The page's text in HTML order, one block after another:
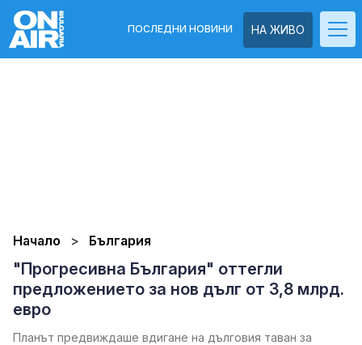
НА ЖИВО
ПОСЛЕДНИ НОВИНИ
Начало България
"Прогресивна България" оттегли
предложението за нов дълг от 3,8 млрд.
евро
Планът предвиждаше вдигане на дълговия таван за